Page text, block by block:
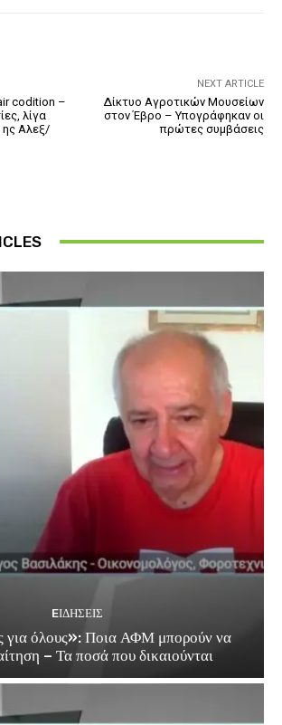
codition –
λίγα
ης Αλεξ/
NEXT ARTICLE
Δίκτυο Αγροτικών Μουσείων
στον Έβρο – Υπογράφηκαν οι
πρώτες συμβάσεις
EΙΔΗΣΕΙΣ
για όλους»: Ποια ΑΦΜ μπορούν να
– Τα ποσά που δικαιούνται